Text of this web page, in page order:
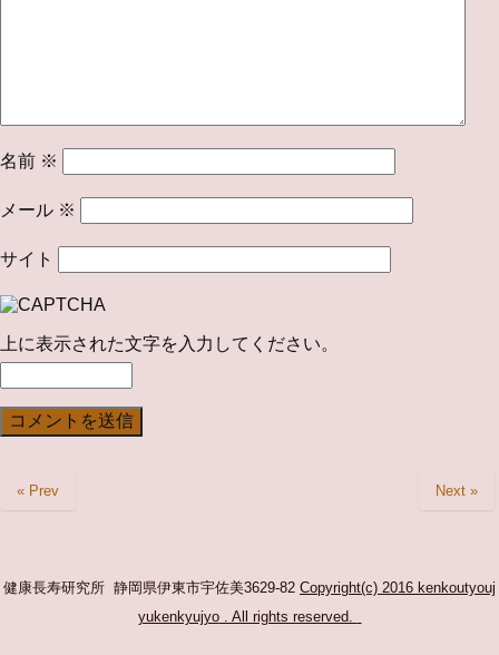
名前 ※
メール ※
サイト
上に表示された文字を入力してください。
« Prev Next »
健康長寿研究所 静岡県伊東市宇佐美3629-82 Copyright(c) 2016 kenkoutyouj
yukenkyujyo. All rights reserved.